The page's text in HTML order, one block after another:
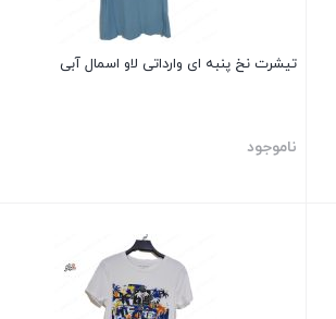
تیشرت نخ پنبه ای وارداتی لاو اسمال آبی
ناموجود